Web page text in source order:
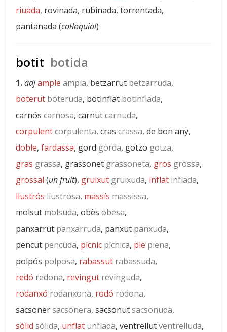
riuada, rovinada, rubinada, torrentada,
pantanada (col·loquial)
botit botida
1.adjample ampla, betzarrut betzarruda,
boterut boteruda, botinflat botinflada,
carnós carnosa, carnutcarnuda,
corpulentcorpulenta, cras crassa, de bon any,
doble, fardassa, gord gorda, gotzo gotza,
gras grassa, grassonet grassoneta, gros grossa,
grossal (un fruit), gruixut gruixuda, inflat inflada,
llustrós llustrosa, massís massissa,
molsut molsuda, obès obesa,
panxarrut panxarruda, panxut panxuda,
pencut pencuda, pícnic pícnica, ple plena,
polpós polposa, rabassut rabassuda,
redó redona, revingut revinguda,
rodanxó rodanxona, rodó rodona,
sacsonersacsonera, sacsonutsacsonuda,
sòlid sòlida, unflat unflada, ventrellutventrelluda,